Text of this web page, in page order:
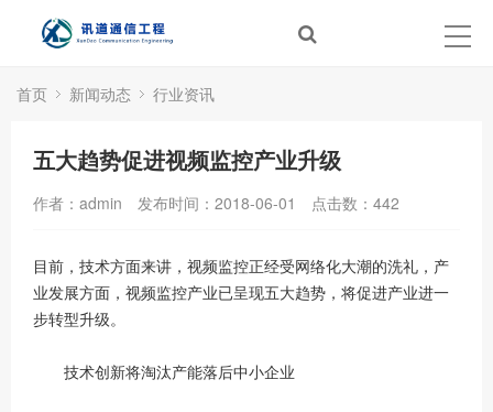
首页 新闻动态 行业资讯
五大趋势促进视频监控产业升级
作者：admin 发布时间：2018-06-01 点击数： 442
目前，技术方面来讲，视频监控正经受网络化大潮的洗礼，产
业发展方面，视频监控产业已呈现五大趋势，将促进产业进一
步转型升级。
技术创新将淘汰产能落后中小企业